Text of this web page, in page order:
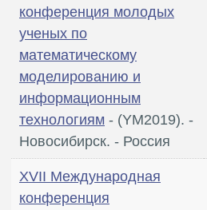
конференция молодых
ученых по
математическому
моделированию и
информационным
технологиям - (YM2019). -
Новосибирск. - Россия
XVII Международная
конференция